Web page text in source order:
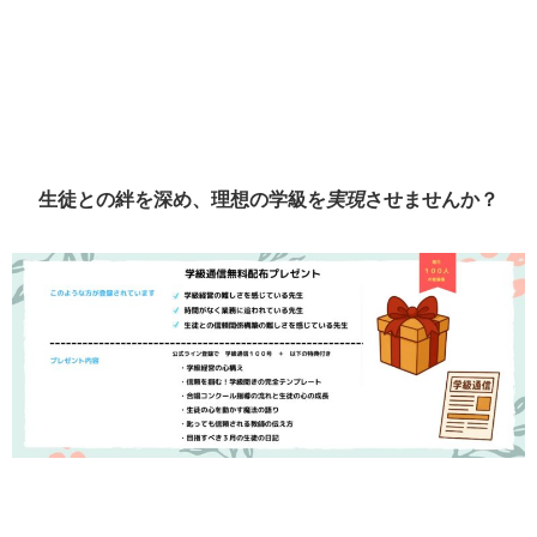
生徒との絆を深め、理想の学級を実現させませんか？